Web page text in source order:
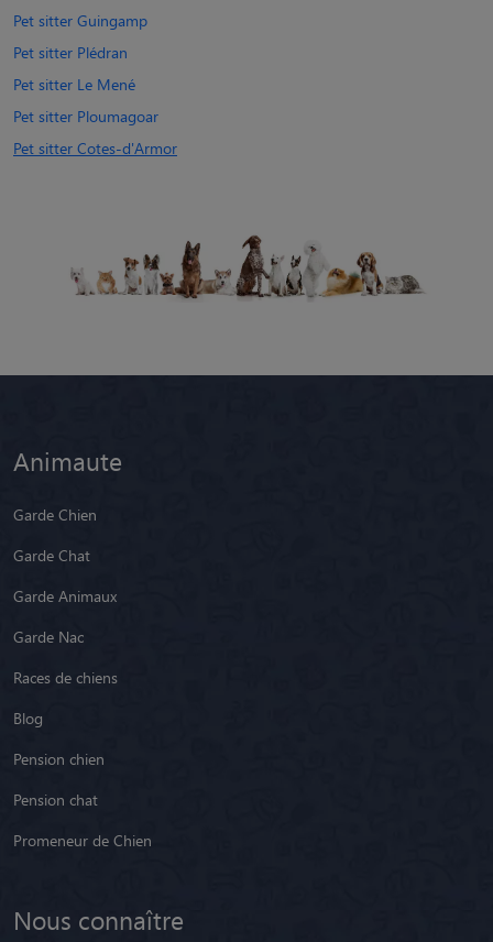
Pet sitter Guingamp
Pet sitter Plédran
Pet sitter Le Mené
Pet sitter Ploumagoar
Pet sitter Cotes-d'Armor
Animaute
Garde Chien
Garde Chat
Garde Animaux
Garde Nac
Races de chiens
Blog
Pension chien
Pension chat
Promeneur de Chien
Nous connaître